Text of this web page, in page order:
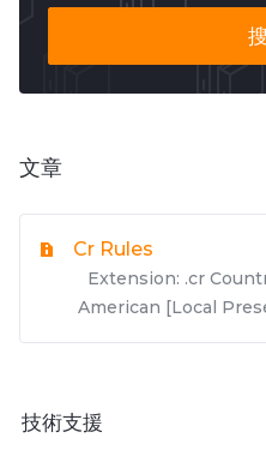
文章
Cr Rules
Extension: .cr
American [Local
技術支援